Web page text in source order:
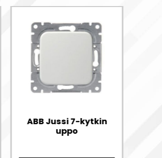
ABB Jussi 7-kytkin
uppo